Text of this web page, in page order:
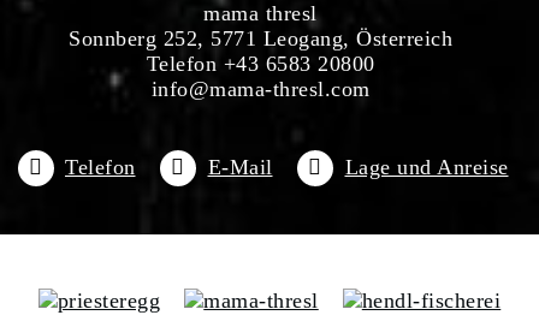
mama thresl
Sonnberg 252, 5771 Leogang, Österreich
Telefon +43 6583 20800
info@mama-thresl.com
Telefon E-Mail Lage und Anreise